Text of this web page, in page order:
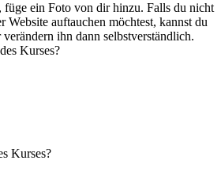
füge ein Foto von dir hinzu. Falls du nicht
Website auftauchen möchtest, kannst du
ihn dann selbstverständlich.
Kurses?
Kurses?